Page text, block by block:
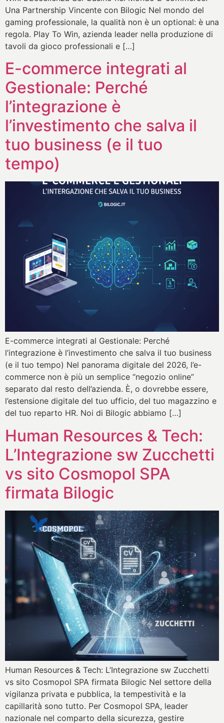
Una Partnership Vincente con Bilogic Nel mondo del
gaming professionale, la qualità non è un optional: è una
regola. Play To Win, azienda leader nella produzione di
tavoli da gioco professionali e […]
E-commerce integrati al
Gestionale: Perché
l’integrazione è
l’investimento che salva il
tuo business (e il tuo
tempo)
E-commerce integrati al Gestionale: Perché
l’integrazione è l’investimento che salva il tuo business
(e il tuo tempo) Nel panorama digitale del 2026, l’e-
commerce non è più un semplice “negozio online”
separato dal resto dell’azienda. È, o dovrebbe essere,
l’estensione digitale del tuo ufficio, del tuo magazzino e
del tuo reparto HR. Noi di Bilogic abbiamo […]
Human Resources & Tech:
L’Integrazione sw Zucchetti
vs sito Cosmopol SPA
firmata Bilogic
Human Resources & Tech: L’Integrazione sw Zucchetti
vs sito Cosmopol SPA firmata Bilogic Nel settore della
vigilanza privata e pubblica, la tempestività e la
capillarità sono tutto. Per Cosmopol SPA, leader
nazionale nel comparto della sicurezza, gestire